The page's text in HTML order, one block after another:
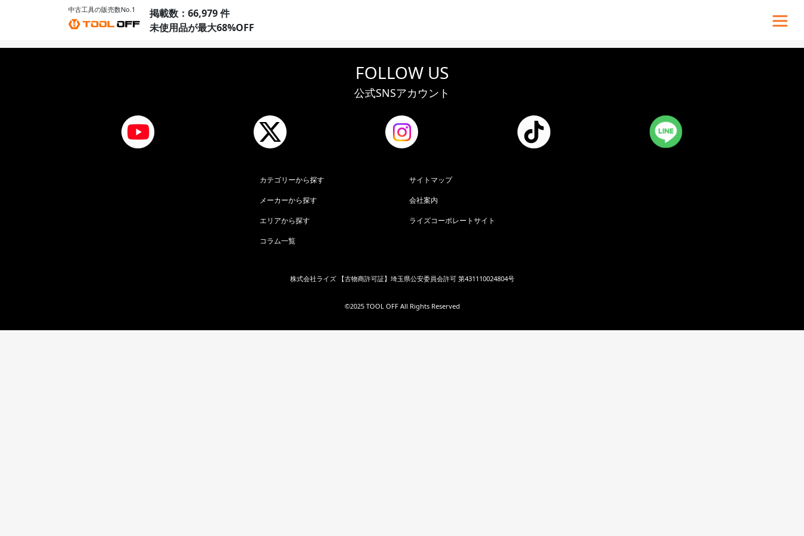
中古工具の販売数No.1
掲載数：66,979 件
未使用品が最大68%OFF
FOLLOW US
公式SNSアカウント
カテゴリーから探す
メーカーから探す
エリアから探す
コラム一覧
サイトマップ
会社案内
ライズコーポレートサイト
株式会社ライズ 【古物商許可証】埼玉県公安委員会許可 第431110024804号
©︎2025 TOOL OFF All Rights Reserved